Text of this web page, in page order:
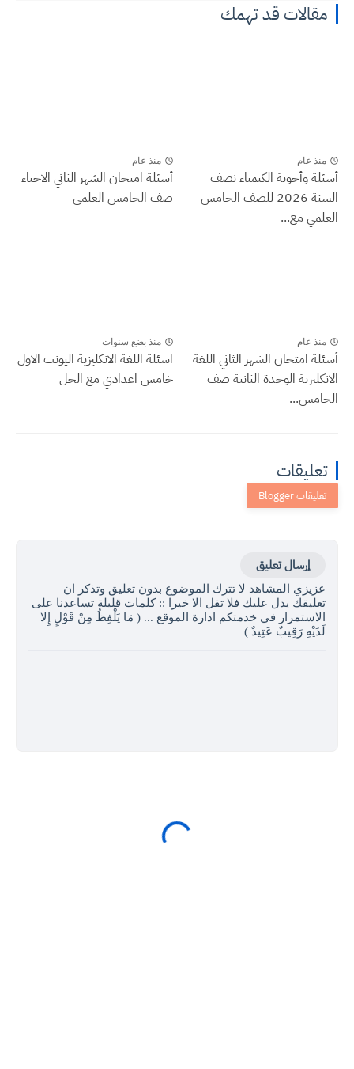
مقالات قد تهمك
منذ عام
أسئلة وأجوبة الكيمياء نصف
السنة 2026 للصف الخامس
العلمي مع...
منذ عام
أسئلة امتحان الشهر الثاني الاحياء
صف الخامس العلمي
منذ عام
أسئلة امتحان الشهر الثاني اللغة
الانكليزية الوحدة الثانية صف
الخامس...
منذ بضع سنوات
اسئلة اللغة الانكليزية اليونت الاول
خامس اعدادي مع الحل
تعليقات
إرسال تعليق
عزيزي المشاهد لا تترك الموضوع بدون تعليق وتذكر ان
تعليقك يدل عليك فلا تقل الا خيرا :: كلمات قليلة تساعدنا على
الاستمرار في خدمتكم ادارة الموقع ... ( مَا يَلْفِظُ مِنْ قَوْلٍ إِلا
لَدَيْهِ رَقِيبٌ عَتِيدٌ )